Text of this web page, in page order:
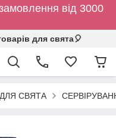
від 3000
для свята🎈
СВЯТА